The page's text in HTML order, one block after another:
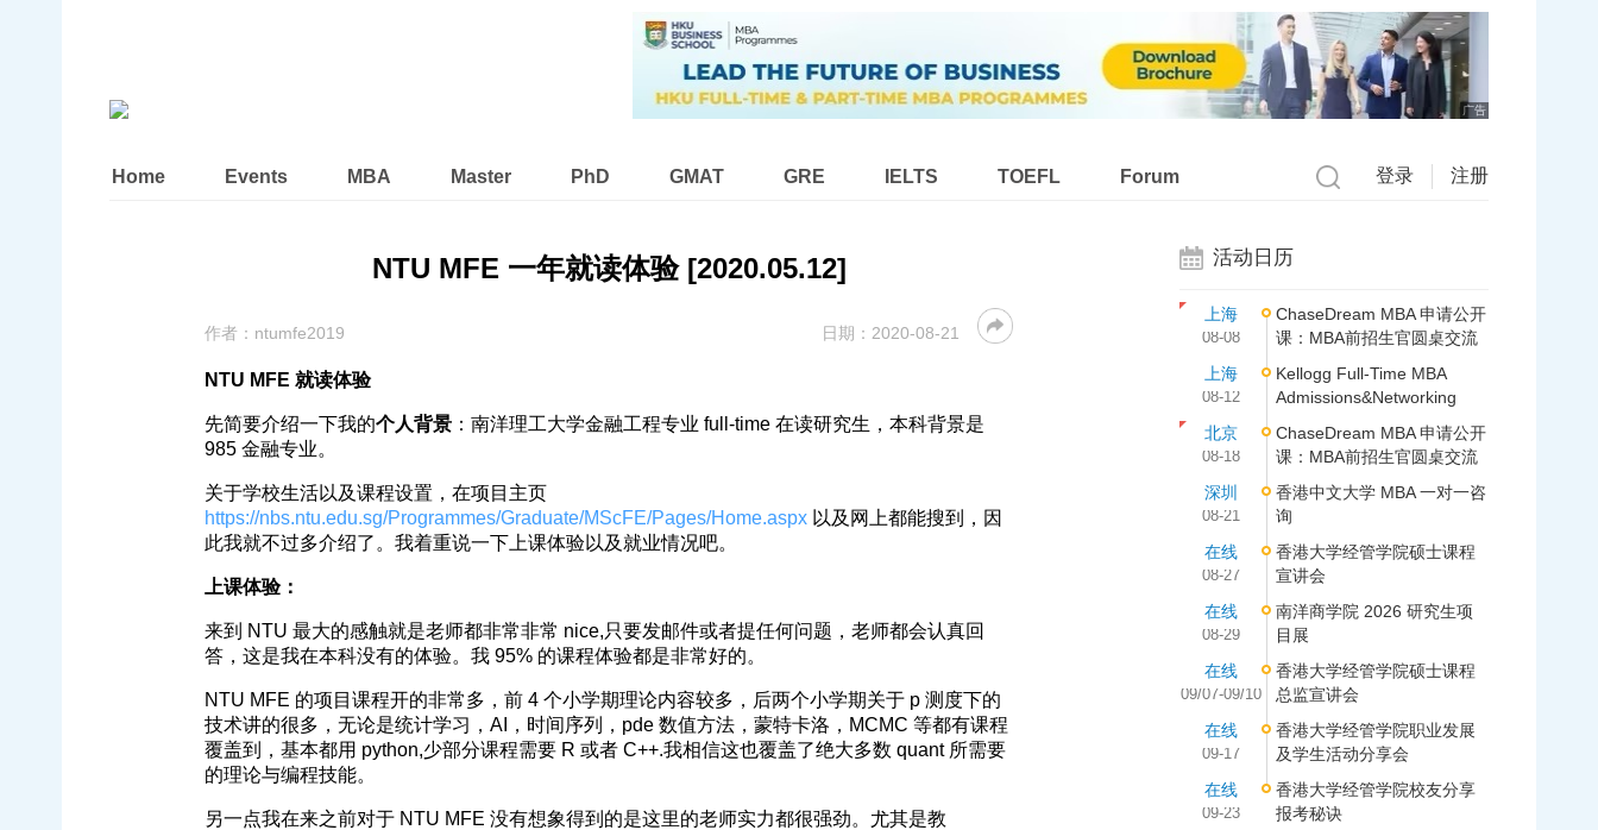
广告
Home Events MBA Master PhD GMAT GRE IELTS TOEFL Forum 登录 注册
NTU MFE 一年就读体验 [2020.05.12]
作者： ntumfe2019 日期： 2020-08-21
NTU MFE 就读体验
先简要介绍一下我的个人背景 ：南洋理工大学金融工程专业 full-time 在读研究生，本科背景是
985 金融专业。
关于学校生活以及课程设置，在项目主页
https://nbs.ntu.edu.sg/Programmes/Graduate/MScFE/Pages/Home.aspx 以及网上都能搜到，因
此我就不过多介绍了。我着重说一下上课体验以及就业情况吧。
上课体验：
来到 NTU 最大的感触就是老师都非常非常 nice,只要发邮件或者提任何问题，老师都会认真回
答，这是我在本科没有的体验。我 95% 的课程体验都是非常好的。
NTU MFE 的项目课程开的非常多，前 4 个小学期理论内容较多，后两个小学期关于 p 测度下的
技术讲的很多，无论是统计学习，AI，时间序列，pde 数值方法，蒙特卡洛，MCMC 等都有课程
覆盖到，基本都用 python,少部分课程需要 R 或者 C++.我相信这也覆盖了绝大多数 quant 所需要
的理论与编程技能。
另一点我在来之前对于 NTU MFE 没有想象得到的是这里的老师实力都很强劲。尤其是教
活动日历
上海
08-08
ChaseDream MBA 申请公开
课：MBA前招生官圆桌交流
上海
08-12
Kellogg Full-Time MBA
Admissions&Networking
北京
08-18
ChaseDream MBA 申请公开
课：MBA前招生官圆桌交流
深圳
08-21
香港中文大学 MBA 一对一咨
询
在线
08-27
香港大学经管学院硕士课程
宣讲会
在线
08-29
南洋商学院 2026 研究生项
目展
在线
09/07-09/10
香港大学经管学院硕士课程
总监宣讲会
在线
09-17
香港大学经管学院职业发展
及学生活动分享会
在线
09-23
香港大学经管学院校友分享
报考秘诀